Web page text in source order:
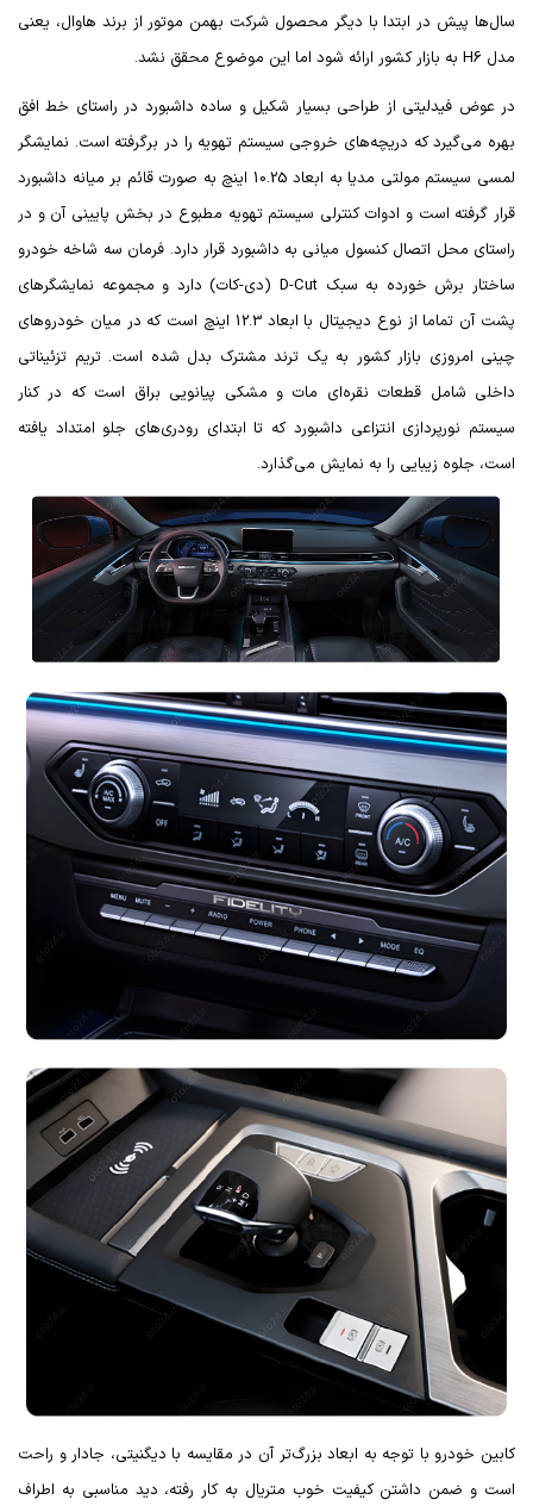
سال‌ها پیش در ابتدا با دیگر محصول شرکت بهمن موتور از برند هاوال، یعنی
مدل H6 به بازار کشور ارائه شود اما این موضوع محقق نشد.
در عوض فیدلیتی از طراحی بسیار شکیل و ساده داشبورد در راستای خط افق
بهره می‌گیرد که دریچه‌های خروجی سیستم تهویه را در برگرفته است. نمایشگر
لمسی سیستم مولتی مدیا به ابعاد 10.25 اینچ به صورت قائم بر میانه داشبورد
قرار گرفته است و ادوات کنترلی سیستم تهویه مطبوع در بخش پایینی آن و در
راستای محل اتصال کنسول میانی به داشبورد قرار دارد. فرمان سه شاخه خودرو
ساختار برش خورده به سبک D-Cut (دی-کات) دارد و مجموعه نمایشگر‌های
پشت آن تماما از نوع دیجیتال با ابعاد 12.3 اینچ است که در میان خودروهای
چینی امروزی بازار کشور به یک ترند مشترک بدل شده است. تریم تزئیناتی
داخلی شامل قطعات نقره‌ای مات و مشکی پیانویی براق است که در کنار
سیستم نورپردازی انتزاعی داشبورد که تا ابتدای رودری‌های جلو امتداد یافته‌
است، جلوه زیبایی را به نمایش می‌گذارد.
کابین خودرو با توجه به ابعاد بزرگ‌تر آن در مقایسه با دیگنیتی، جادار و راحت
است و ضمن داشتن کیفیت خوب متریال به کار رفته، دید مناسبی به اطراف